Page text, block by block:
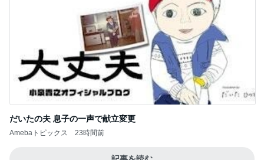
だいたの夫 息子の一声で献立変更
Amebaトピックス 23時間前